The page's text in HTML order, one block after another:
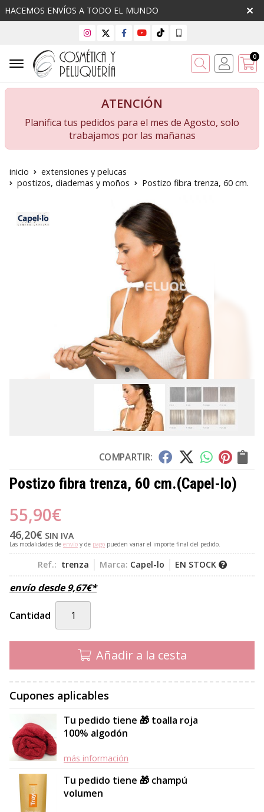
HACEMOS ENVÍOS A TODO EL MUNDO
Buscar 0
ATENCIÓN
Planifica tus pedidos para el mes de Agosto, solo
trabajamos por las mañanas
inicio
extensiones y pelucas
postizos, diademas y moños
Postizo fibra trenza, 60 cm.
COMPARTIR:
Postizo fibra trenza, 60 cm.(Capel-lo)
55,90€
46,20€ SIN IVA
Las modalidades de envío y de pago pueden variar el importe final del pedido.
Ref.: trenza Marca: Capel-lo EN STOCK
envío desde9,67€*
Cantidad
Añadir a la cesta
Cupones aplicables
Tu pedido tiene 🎁 toalla roja
100% algodón
más información
Tu pedido tiene 🎁 champú
volumen